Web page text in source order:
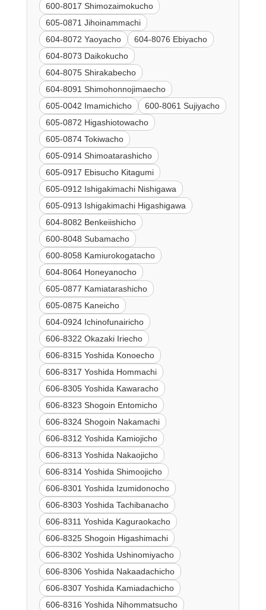
600-8017 Shimozaimokucho
605-0871 Jihoinammachi
604-8072 Yaoyacho
604-8076 Ebiyacho
604-8073 Daikokucho
604-8075 Shirakabecho
604-8091 Shimohonnojimaecho
605-0042 Imamichicho
600-8061 Sujiyacho
605-0872 Higashiotowacho
605-0874 Tokiwacho
605-0914 Shimoatarashicho
605-0917 Ebisucho Kitagumi
605-0912 Ishigakimachi Nishigawa
605-0913 Ishigakimachi Higashigawa
604-8082 Benkeiishicho
600-8048 Subamacho
600-8058 Kamiurokogatacho
604-8064 Honeyanocho
605-0877 Kamiatarashicho
605-0875 Kaneicho
604-0924 Ichinofunairicho
606-8322 Okazaki Iriecho
606-8315 Yoshida Konoecho
606-8317 Yoshida Hommachi
606-8305 Yoshida Kawaracho
606-8323 Shogoin Entomicho
606-8324 Shogoin Nakamachi
606-8312 Yoshida Kamiojicho
606-8313 Yoshida Nakaojicho
606-8314 Yoshida Shimoojicho
606-8301 Yoshida Izumidonocho
606-8303 Yoshida Tachibanacho
606-8311 Yoshida Kaguraokacho
606-8325 Shogoin Higashimachi
606-8302 Yoshida Ushinomiyacho
606-8306 Yoshida Nakaadachicho
606-8307 Yoshida Kamiadachicho
606-8316 Yoshida Nihommatsucho